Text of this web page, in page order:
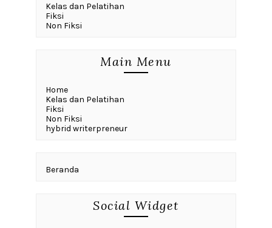
Kelas dan Pelatihan
Fiksi
Non Fiksi
Main Menu
Home
Kelas dan Pelatihan
Fiksi
Non Fiksi
hybrid writerpreneur
Beranda
Social Widget